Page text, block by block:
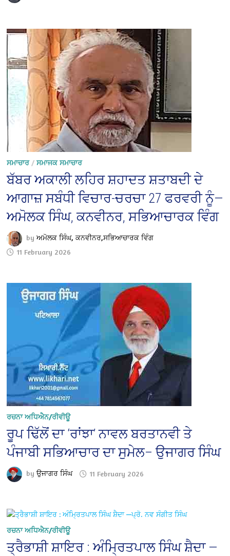
ਸਮਾਚਾਰ/ਸਮਾਜਕ ਸਮਾਚਾਰ
ਬੱਬਰ ਅਕਾਲੀ ਲਹਿਰ ਸ਼ਹਾਦਤ ਸ਼ਤਾਬਦੀ ਦੇ
ਆਗਾਜ਼ ਸਬੰਧੀ ਵਿਚਾਰ-ਚਰਚਾ 27 ਫਰਵਰੀ ਨੂੰ—
ਅਮੋਲਕ ਸਿੰਘ, ਕਨਵੀਨਰ, ਸਭਿਆਚਾਰਕ ਵਿੰਗ
byਅਮੋਲਕ ਸਿੰਘ, ਕਨਵੀਨਰ,ਸਭਿਆਚਾਰਕ ਵਿੰਗ
11 February 2026
ਰਚਨਾ ਅਧਿਐਨ/ਰੀਵੀਊ
ਰੂਪ ਢਿੱਲੋਂ ਦਾ ‘ਰਾਂਝਾ’ ਨਾਵਲ ਬਰਤਾਨਵੀ ਤੇ
ਪੰਜਾਬੀ ਸਭਿਆਚਾਰ ਦਾ ਸੁਮੇਲ– ਉਜਾਗਰ ਸਿੰਘ
byਉਜਾਗਰ ਸਿੰਘ 11 February 2026
ਰਚਨਾ ਅਧਿਐਨ/ਰੀਵੀਊ
ਤ੍ਰੈਭਾਸ਼ੀ ਸ਼ਾਇਰ : ਅੰਮ੍ਰਿਤਪਾਲ ਸਿੰਘ ਸ਼ੈਦਾ —